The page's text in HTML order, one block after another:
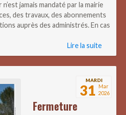
jamais mandaté par la mairie
des travaux, des abonnements
auprès des administrés. En cas
Lire la suite
MARDI
31 Mar
2026
Fermeture